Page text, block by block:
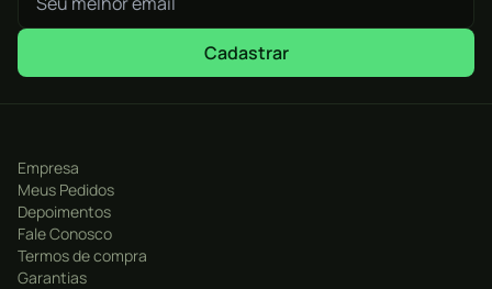
Cadastrar
Empresa
Meus Pedidos
Depoimentos
Fale Conosco
Termos de compra
Garantias